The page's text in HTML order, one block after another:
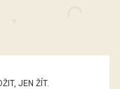
JEN ŽÍT.